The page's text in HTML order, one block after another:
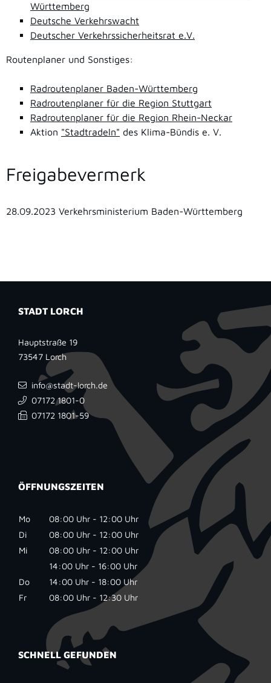
Württemberg
Deutsche Verkehrswacht
Deutscher Verkehrssicherheitsrat e.V.
Routenplaner und Sonstiges:
Radroutenplaner Baden-Württemberg
Radroutenplaner für die Region Stuttgart
Radroutenplaner für die Region Rhein-Neckar
Aktion "Stadtradeln" des Klima-Bündis e. V.
Freigabevermerk
28.09.2023 Verkehrsministerium Baden-Württemberg
STADT LORCH
Hauptstraße 19
73547 Lorch
info@stadt-lorch.de
07172 1801-0
07172 1801-59
ÖFFNUNGSZEITEN
Mo
08:00 Uhr - 12:00 Uhr
Di
08:00 Uhr - 12:00 Uhr
Mi
08:00 Uhr - 12:00 Uhr
14:00 Uhr - 16:00 Uhr
Do
14:00 Uhr - 18:00 Uhr
Fr
08:00 Uhr - 12:30 Uhr
SCHNELL GEFUNDEN